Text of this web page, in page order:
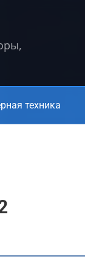
техника